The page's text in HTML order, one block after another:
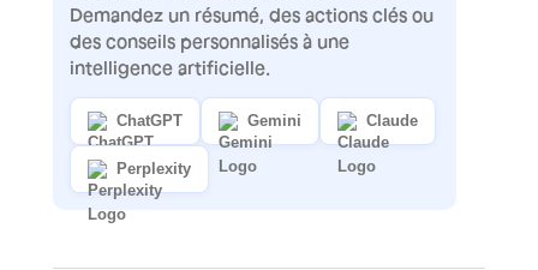
Demandez un résumé, des actions clés ou
des conseils personnalisés à une
intelligence artificielle.
ChatGPT Gemini Claude
Perplexity